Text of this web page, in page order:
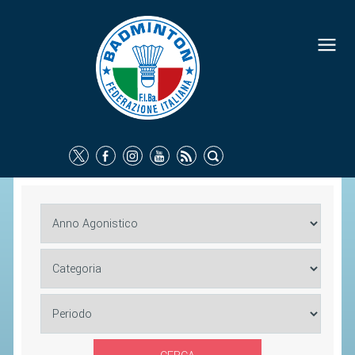
FEDERAZIONE
IDENTITÀ
COMMISSIONI FEDERALI
ORGANI TERRITORIALI
SOCIETÀ SPORTIVE
TUTELA DELLA SALUTE -
COMUNICAZIONE E MARKETING